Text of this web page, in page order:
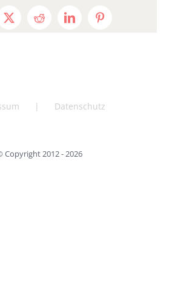
X RedditLinkedInPinterest
Datenschutz
Copyright 2012 -2026